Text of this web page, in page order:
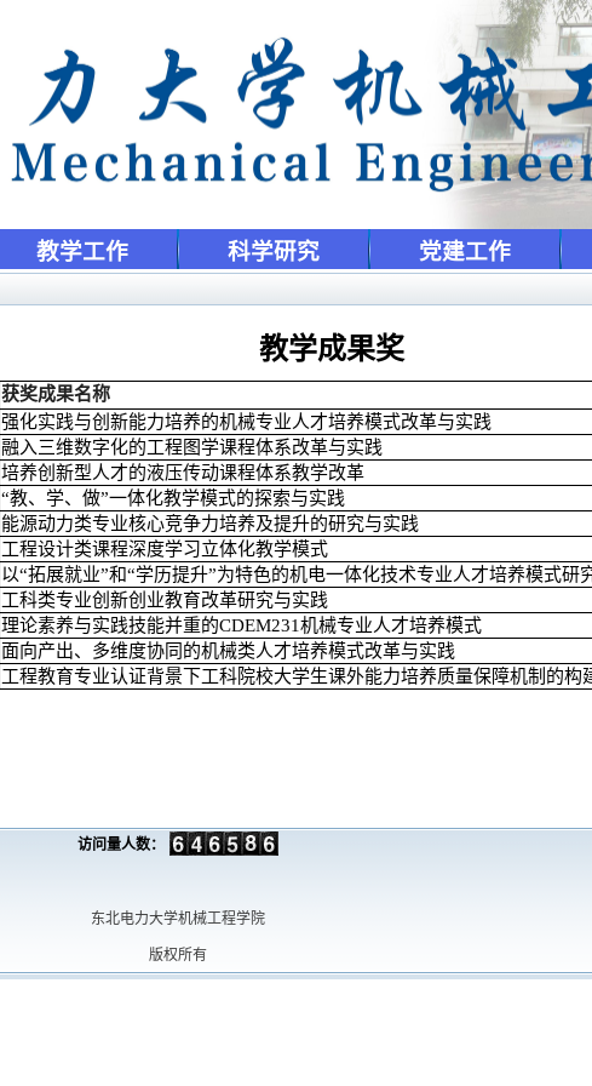
教学工作 科学研究 党建工作
教学成果奖
获奖成果名称
强化实践与创新能力培养的机械专业人才培养模式改革与实践
融入三维数字化的工程图学课程体系改革与实践
培养创新型人才的液压传动课程体系教学改革
“教、学、做”一体化教学模式的探索与实践
能源动力类专业核心竞争力培养及提升的研究与实践
工程设计类课程深度学习立体化教学模式
以“拓展就业”和“学历提升”为特色的机电一体化技术专业人才培养模式研
工科类专业创新创业教育改革研究与实践
理论素养与实践技能并重的CDEM231机械专业人才培养模式
面向产出、多维度协同的机械类人才培养模式改革与实践
工程教育专业认证背景下工科院校大学生课外能力培养质量保障机制的构
访问量人数：
东北电力大学机械工程学院
版权所有